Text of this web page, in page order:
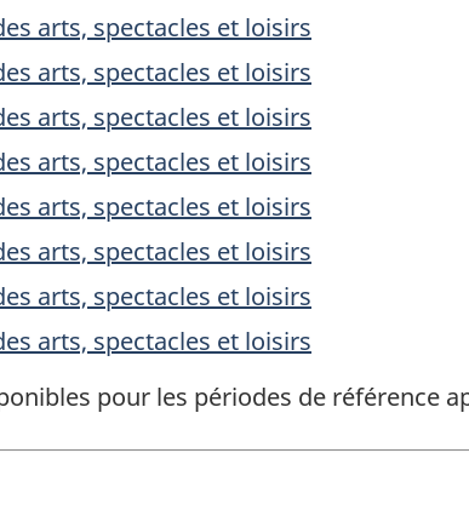
arts, spectacles et loisirs
arts, spectacles et loisirs
arts, spectacles et loisirs
arts, spectacles et loisirs
arts, spectacles et loisirs
arts, spectacles et loisirs
arts, spectacles et loisirs
arts, spectacles et loisirs
pour les périodes de référence